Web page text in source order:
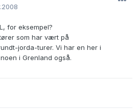
for eksempel?
som har vært på
jorda-turer. Vi har en her i
i Grenland også.